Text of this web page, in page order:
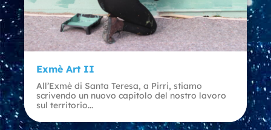
Exmè Art II
All’Exmè di Santa Teresa, a Pirri, stiamo
scrivendo un nuovo capitolo del nostro lavoro
sul territorio...